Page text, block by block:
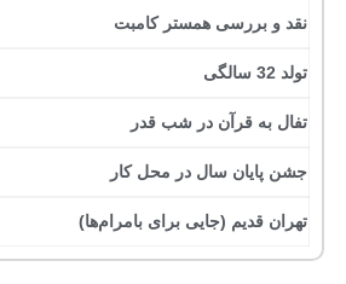
نقد و بررسی همستر کامبت
تولد 32 سالگی
تفال به قرآن در شب قدر
جشن پایان سال در محل کار
تهران قدیم (جایی برای بامرام‌ها)